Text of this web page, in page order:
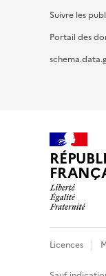
Suivre les
Portail des
Licences